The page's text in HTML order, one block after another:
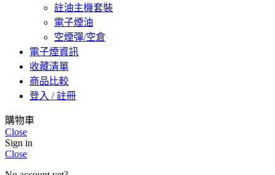
註油主機套裝
電子煙油
空煙彈/空倉
電子煙資訊
收藏清單
商品比較
登入 / 註冊
購物車
Close
Sign in
Close